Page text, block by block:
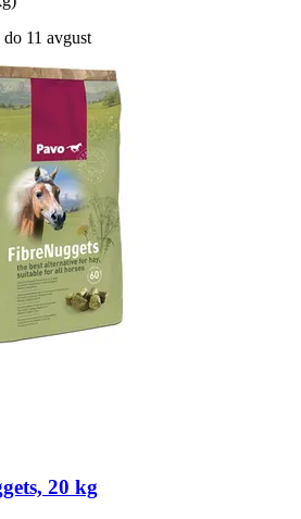
11 avgust
20 kg